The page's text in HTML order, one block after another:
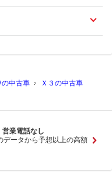
の中古車
Ｘ３の中古車
業電話なし
データから予想以上の高額